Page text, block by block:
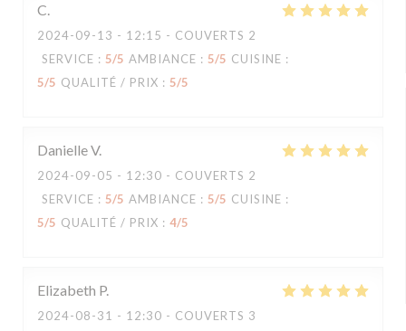
C
2024-09-13 - 12:15 - COUVERTS 2
SERVICE : 5/5 AMBIANCE : 5/5 CUISINE :
5/5 QUALITÉ / PRIX : 5/5
DanielleV
2024-09-05 - 12:30 - COUVERTS 2
SERVICE : 5/5 AMBIANCE : 5/5 CUISINE :
5/5 QUALITÉ / PRIX : 4/5
Elizabeth P
2024-08-31 - 12:30 - COUVERTS 3